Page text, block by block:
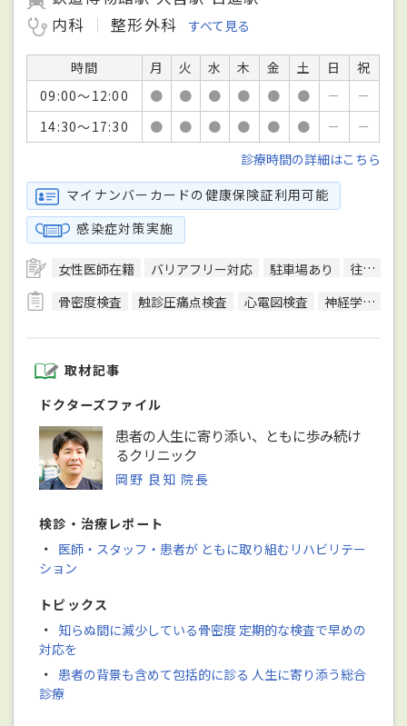
内科
整形外科 すべて見る
時間 月 火 水 木 金 土 日
祝
09:00～12:00
● ● ● ● ● ● －
－
14:30～17:30
● ● ● ● ● ● －
－
診療時間の詳細はこちら
マイナンバーカードの健康保険証利用可能
感染症対策実施
女性医師在籍 バリアフリー対応 駐車場あり 往診可
骨密度検査
触診圧痛点検査 心電図検査 神経学的検査
取材記事
ドクターズファイル
患者の人生に寄り添い、ともに歩み続け
るクリニック
岡野 良知 院長
検診・治療レポート
・ 医師・スタッフ・患者が ともに取り組むリハビリテー
ション
トピックス
・ 知らぬ間に減少している骨密度 定期的な検査で早めの
対応を
・ 患者の背景も含めて包括的に診る 人生に寄り添う総合
診療